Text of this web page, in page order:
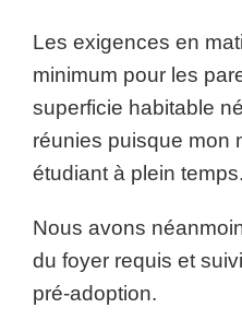
Les exigences en
minimum pour les
superficie habitable
réunies puisque mon
étudiant à plein temps.
Nous avons
du foyer requis et
pré-adoption.